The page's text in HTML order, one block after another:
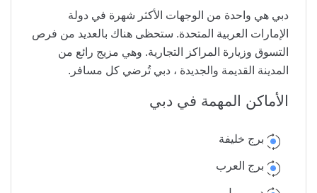
دبي هي واحدة من الوجهات الأكثر شهرة في دولة
الإمارات العربية المتحدة. ستحظى هناك بالعديد من فرص
التسوق وزيارة المراكز التجارية. وهي مزيج رائع من
المدينة القديمة والجديدة ، دبي تُرضي كل مسافر.
الأماكن المهمة في دبي
برج خليفة
برج العرب